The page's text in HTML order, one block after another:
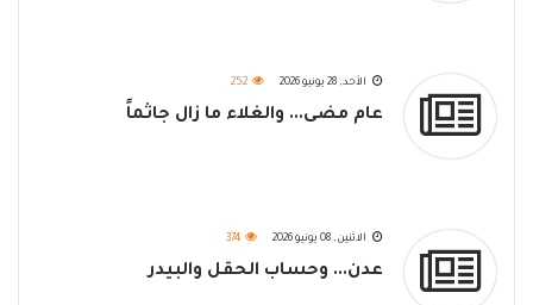
الأحد, 28 يونيو 2026 252
عام مضى... والغلاء ما زال جاثماً
الاثنين, 08 يونيو 2026 374
عدن... وحساب الحقل والبيدر